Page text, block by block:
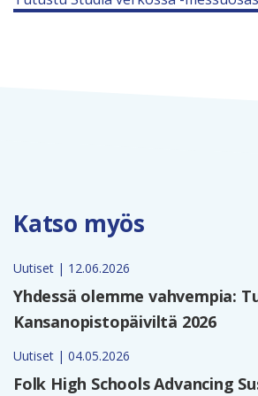
Katso myös
Uutiset | 12.06.2026
Yhdessä olemme vahvempia:
Kansanopistopäiviltä 2026
Uutiset | 04.05.2026
Folk High Schools Advancing